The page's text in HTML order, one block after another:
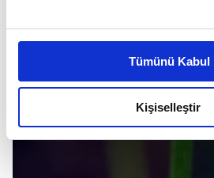
Bu çerezlere izin vermeniz halinde
daha iyi reklam deneyimi
amacımızın size daha iyi bir
olduğunu ve sizlere en iyi içerikleri
elimizden gelen çabayı
reklamların maliyetlerimizi
Tümünü Kabul
Kişiselleştir